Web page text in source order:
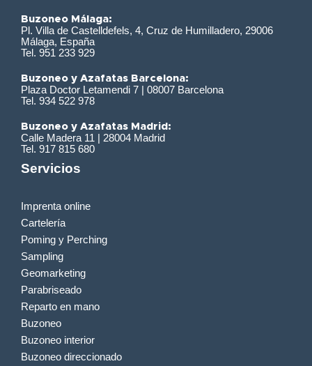
Buzoneo Málaga:
Pl. Villa de Castelldefels, 4, Cruz de Humilladero, 29006
Málaga, España
Tel. 951 233 929
Buzoneo y Azafatas Barcelona:
Plaza Doctor Letamendi 7 | 08007 Barcelona
Tel. 934 522 978
Buzoneo y Azafatas Madrid:
Calle Madera 11 | 28004 Madrid
Tel. 917 815 680
Servicios
Imprenta online
Cartelería
Poming y Perching
Sampling
Geomarketing
Parabriseado
Reparto en mano
Buzoneo
Buzoneo interior
Buzoneo direccionado